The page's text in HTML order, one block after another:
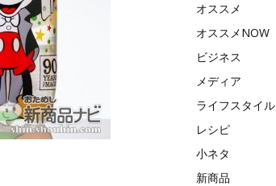
オススメ
オススメNOW
ビジネス
メディア
ライフスタイル
レシピ
小ネタ
新商品